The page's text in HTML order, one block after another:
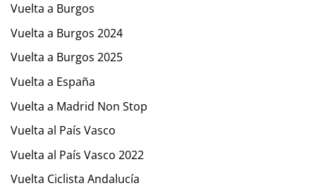
Vuelta a Burgos
Vuelta a Burgos 2024
Vuelta a Burgos 2025
Vuelta a España
Vuelta a Madrid Non Stop
Vuelta al País Vasco
Vuelta al País Vasco 2022
Vuelta Ciclista Andalucía